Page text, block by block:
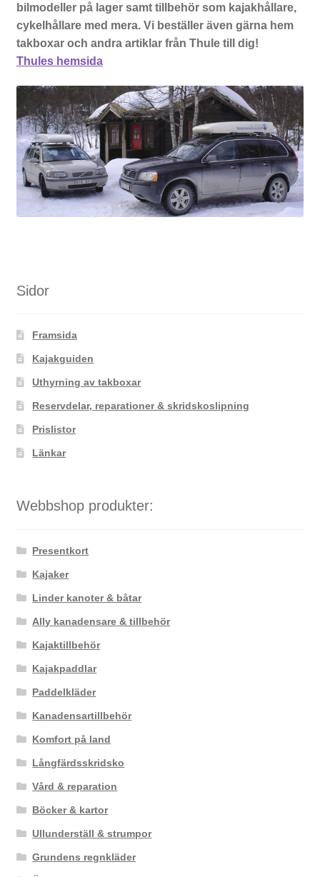
bilmodeller på lager samt tillbehör som kajakhållare,
cykelhållare med mera. Vi beställer även gärna hem
takboxar och andra artiklar från Thule till dig!
Thules hemsida
Sidor
Framsida
Kajakguiden
Uthyrning av takboxar
Reservdelar, reparationer & skridskoslipning
Prislistor
Länkar
Webbshop produkter:
Presentkort
Kajaker
Linder kanoter & båtar
Ally kanadensare & tillbehör
Kajaktillbehör
Kajakpaddlar
Paddelkläder
Kanadensartillbehör
Komfort på land
Långfärdsskridsko
Vård & reparation
Böcker & kartor
Ullunderställ & strumpor
Grundens regnkläder